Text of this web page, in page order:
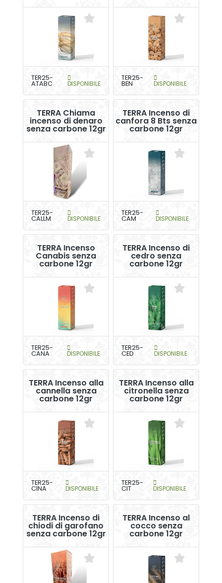
TER25-
ATABC DISPONIBILE
TER25-
BEN DISPONIBILE
TERRA Chiama
incenso di denaro
senza carbone 12gr
TER25-
CALLM DISPONIBILE
TERRA Incenso di
canfora 8 Bts senza
carbone 12gr
TER25-
CAM DISPONIBILE
TERRA Incenso
Canabis senza
carbone 12gr
TER25-
CANA DISPONIBILE
TERRA Incenso di
cedro senza
carbone 12gr
TER25-
CED DISPONIBILE
TERRA Incenso alla
cannella senza
carbone 12gr
TER25-
CINA DISPONIBILE
TERRA Incenso alla
citronella senza
carbone 12gr
TER25-
CIT DISPONIBILE
TERRA Incenso di
chiodi di garofano
senza carbone 12gr
TERRA Incenso al
cocco senza
carbone 12gr